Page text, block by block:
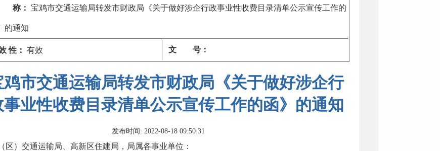
称： 宝鸡市交通运输局转发市财政局《关于做好涉企行政事业性收费目录清单公示宣传工作的
的通知
性： 有效 文 号：
鸡市交通运输局转发市财政局《关于做好涉企行
事业性收费目录清单公示宣传工作的函》的通知
发布时间: 2022-08-18 09:50:31
区）交通运输局、高新区住建局，局属各事业单位：